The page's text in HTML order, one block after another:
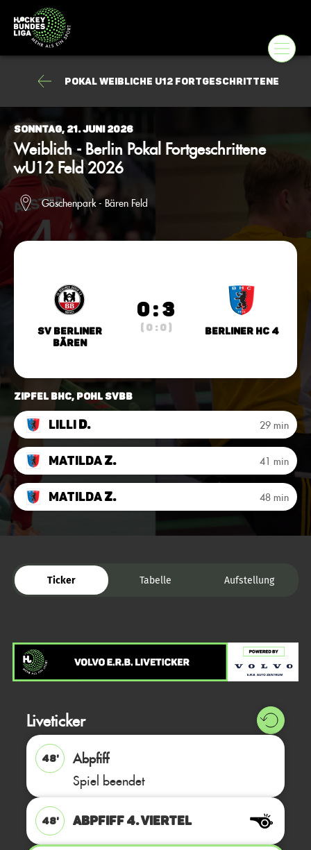
Pokal weibliche U12 Fortgeschrittene
Sonntag, 21. Juni 2026
Weiblich - Berlin Pokal Fortgeschrittene
wU12 Feld 2026
Göschenpark - Bären Feld
SV Berliner
Bären
0 : 3
( 0 : 0 ) Berliner HC 4
Zipfel BHC, Pohl SVBB
LilliD. 29 min
MatildaZ. 41 min
MatildaZ. 48 min
Ticker Tabelle Aufstellung
Liveticker
48'
Abpfiff
Spiel beendet
48' ABPFIFF 4. Viertel